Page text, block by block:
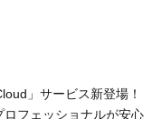
」サービス新登場！
ロフェッショナルが安心